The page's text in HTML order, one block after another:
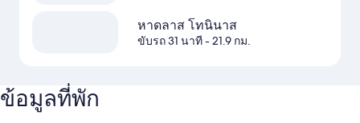
หาดลาส โทนินาส
ขับรถ 31 นาที- 21.9 กม.
ข้อมูลที่พัก